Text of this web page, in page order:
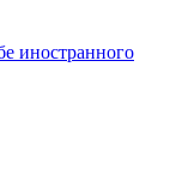
иностранного